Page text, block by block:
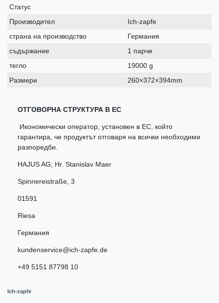
Статус
Производител
Ich-zapfe
страна на производство
Германия
съдържание
1 парче
тегло
19000 g
Размери
260×372×394mm
ОТГОВОРНА СТРУКТУРА В ЕС
Икономически оператор, установен в ЕС, който
гарантира, че продуктът отговаря на всички необходими
разпоредби.
HAJUS AG; Hr. Stanislav Maer
Spinnereistraße 3
01591
Riesa
Германия
kundenservice@ich-zapfe.de
+49 5151 87798 10
Ich-zapfe